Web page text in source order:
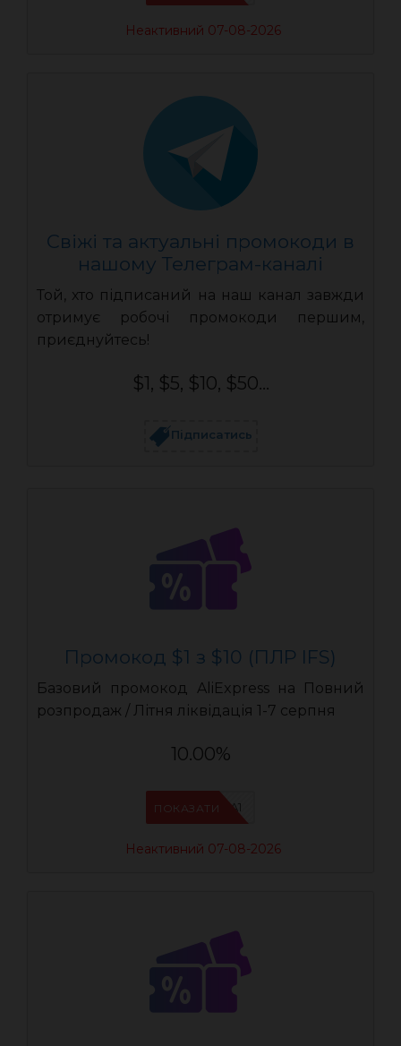
Неактивний 07-08-2026
Свіжі та актуальні промокоди в
нашому Телеграм-каналі
Той, хто підписаний на наш канал завжди
отримує робочі промокоди першим,
приєднуйтесь!
$1, $5, $10, $50...
Підписатись
Промокод $1 з $10 (ПЛР IFS)
Базовий промокод AliExpress на Повний
розпродаж / Літня ліквідація 1-7 серпня
10.00%
IFSCDUA1
ПОКАЗАТИ
Неактивний 07-08-2026